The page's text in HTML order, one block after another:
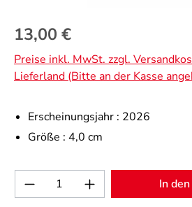
Regulärer Preis:
13,00 €
Preise inkl. MwSt. zzgl.
Lieferland (Bitte an der Kasse
Erscheinungsjahr : 2026
Größe : 4,0 cm
Produkt Anzahl: GibIn